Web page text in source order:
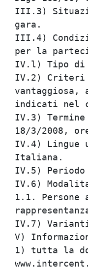
III.3)
gara.
III.4)
per la
IV.l) Tipo di
IV.2) Criteri
indicati nel
IV.3)
18/3/2008,
IV.4) Lingue
Italiana.
IV.5)
IV.6)
1.1. Persone
IV.7)
V)
1) tutta la